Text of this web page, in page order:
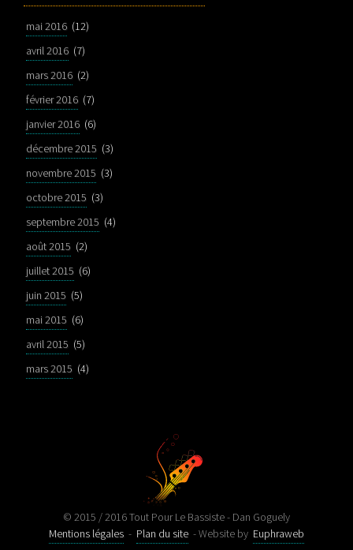
mai 2016 (12)
avril 2016 (7)
mars 2016 (2)
février 2016 (7)
janvier 2016 (6)
décembre 2015 (3)
novembre 2015 (3)
octobre 2015 (3)
septembre 2015 (4)
août 2015 (2)
juillet 2015 (6)
juin 2015 (5)
mai 2015 (6)
avril 2015 (5)
mars 2015 (4)
© 2015 / 2016 Tout Pour Le Bassiste - Dan Goguely
Mentions légales - Plan du site - Website by Euphraweb